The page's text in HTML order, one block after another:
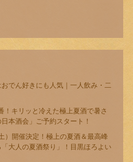
でん好きにも人気｜一人飲み・二
！キリッと冷えた極上夏酒で暑さ
本酒会」ご予約スタート！
）開催決定！極上の夏酒＆最高峰
大人の夏酒祭り」！目黒ほろよい